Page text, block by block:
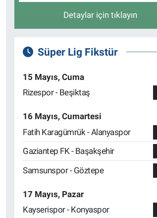
Detaylar için tıklayın
Süper Lig Fikstür
15 Mayıs, Cuma
Rizespor - Beşiktaş
16 Mayıs, Cumartesi
Fatih Karagümrük - Alanyaspor
Gaziantep FK - Başakşehir
Samsunspor - Göztepe
17 Mayıs, Pazar
Kayserispor - Konyaspor